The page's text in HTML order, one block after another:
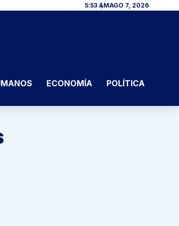
5:53 AMAGO 7, 2026
ECONOMÍA
POLÍTICA